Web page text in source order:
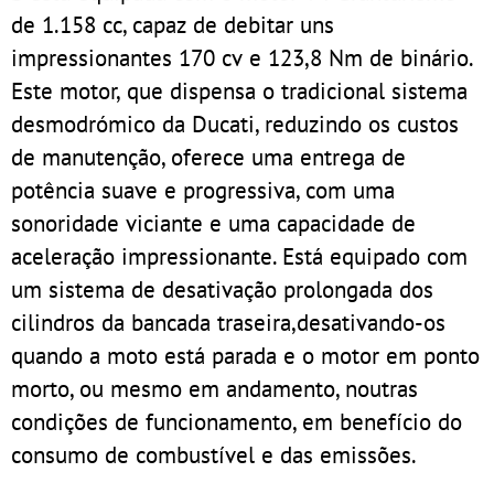
de 1.158 cc, capaz de debitar uns
impressionantes 170 cv e 123,8 Nm de binário.
Este motor, que dispensa o tradicional sistema
desmodrómico da Ducati, reduzindo os custos
de manutenção, oferece uma entrega de
potência suave e progressiva, com uma
sonoridade viciante e uma capacidade de
aceleração impressionante. Está equipado com
um sistema de desativação prolongada dos
cilindros da bancada traseira,desativando-os
quando a moto está parada e o motor em ponto
morto, ou mesmo em andamento, noutras
condições de funcionamento, em benefício do
consumo de combustível e das emissões.